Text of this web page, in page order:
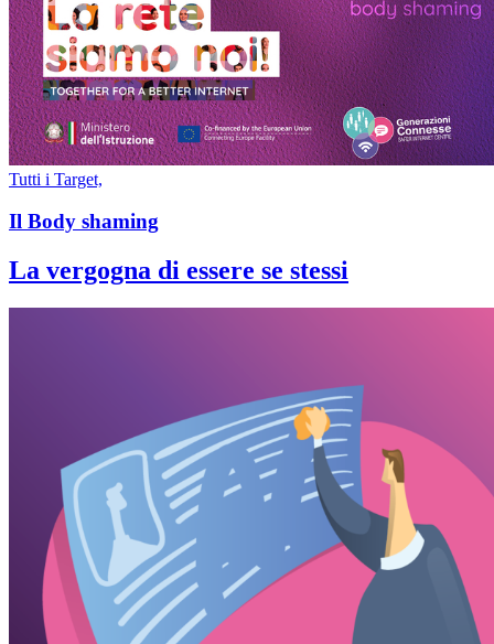
Tutti i Target,
Il Body shaming
La vergogna di essere se stessi